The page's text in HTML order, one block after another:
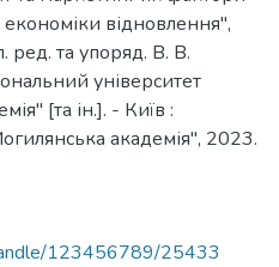
відновлення",
ред. та упоряд. В. В.
університет
[та ін.]. - Київ :
академія", 2023.
123456789/25433